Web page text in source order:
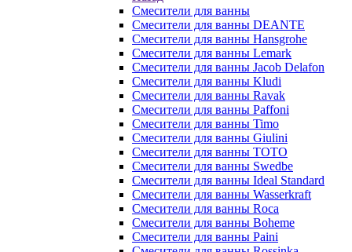
Смесители для ванны
Смесители для ванны DEANTE
Смесители для ванны Hansgrohe
Смесители для ванны Lemark
Смесители для ванны Jacob Delafon
Смесители для ванны Kludi
Смесители для ванны Ravak
Смесители для ванны Paffoni
Смесители для ванны Timo
Смесители для ванны Giulini
Смесители для ванны TOTO
Смесители для ванны Swedbe
Смесители для ванны Ideal Standard
Смесители для ванны Wasserkraft
Смесители для ванны Roca
Смесители для ванны Boheme
Смесители для ванны Paini